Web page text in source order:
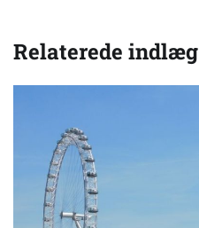
Relaterede indlæg